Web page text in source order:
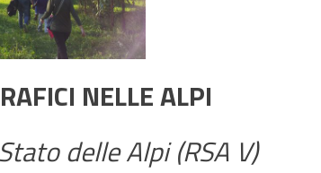
NELLE ALPI
delle Alpi (RSA V)